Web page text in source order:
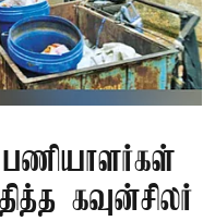
கவுன்சிலர்